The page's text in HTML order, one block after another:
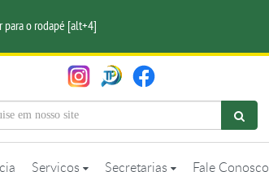
para o rodapé [alt+4]
Serviços Secretarias Fale Conosco